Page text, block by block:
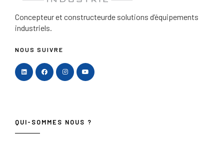
Concepteur et constructeurde solutions d’équipements
industriels.
NOUS SUIVRE
QUI-SOMMES NOUS ?